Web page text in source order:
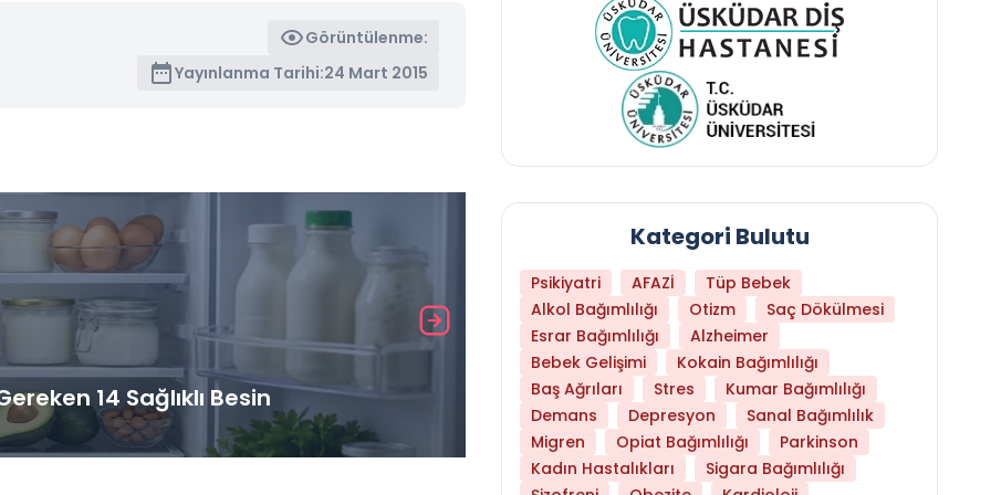
Görüntülenme:
Yayınlanma Tarihi:24 Mart 2015
14 Sağlıklı Besin Hangi Yaşta Hangi Testi Yaptırmanız
Kategori Bulutu
Psikiyatri AFAZİ
Tüp Bebek
Alkol Bağımlılığı
Otizm
Saç Dökülmesi
Esrar Bağımlılığı
Alzheimer
Bebek Gelişimi
Kokain Bağımlılığı
Baş Ağrıları
Stres
Kumar Bağımlılığı
Demans
Depresyon
Sanal Bağımlılık
Migren
Opiat Bağımlılığı
Parkinson
Kadın Hastalıkları
Sigara Bağımlılığı